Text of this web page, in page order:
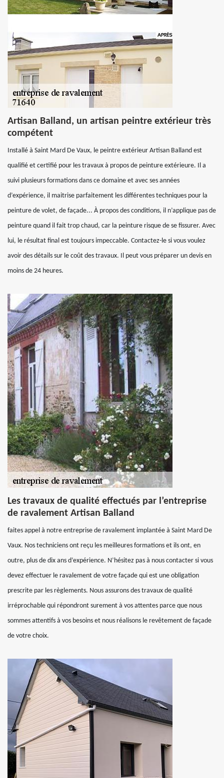
Artisan Balland, un artisan peintre extérieur très
compétent
Installé à Saint Mard De Vaux, le peintre extérieur Artisan Balland est
qualifié et certifié pour les travaux à propos de peinture extérieure. Il a
suivi plusieurs formations dans ce domaine et avec ses années
d’expérience, il maitrise parfaitement les différentes techniques pour la
peinture de volet, de façade... À propos des conditions, il n’applique pas de
peinture quand il fait trop chaud, car la peinture risque de se fissurer. Avec
lui, le résultat final est toujours impeccable. Contactez-le si vous voulez
avoir des détails sur le coût des travaux. Il peut vous préparer un devis en
moins de 24 heures.
Les travaux de qualité effectués par l’entreprise
de ravalement Artisan Balland
faites appel à notre entreprise de ravalement implantée à Saint Mard De
Vaux. Nos techniciens ont reçu les meilleures formations et ils ont, en
outre, plus de dix ans d’expérience. N’hésitez pas à nous contacter si vous
devez effectuer le ravalement de votre façade qui est une obligation
prescrite par les règlements. Nous assurons des travaux de qualité
irréprochable qui répondront surement à vos attentes parce que nous
sommes attentifs à vos besoins et nous réalisons le revêtement de façade
de votre choix.